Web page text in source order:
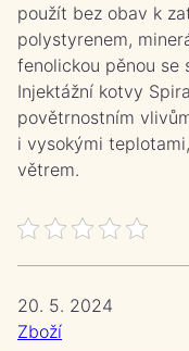
použít bez obav k
polystyrenem,
fenolickou pěnou se
Injektážní kotvy
povětrnostním
i vysokými
větrem.
20. 5. 2024
Zboží